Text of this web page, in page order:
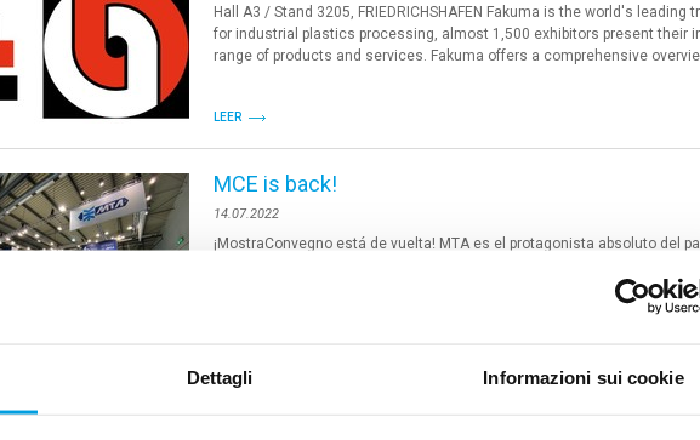
Dettagli Informazioni sui cookie
Hall A3 / Stand 3205, FRIEDRICHSHAFEN Fakuma is the world's leading
for industrial plastics processing, almost 1,500 exhibitors present their
range of products and services. Fakuma offers a comprehensive
LEER
MCE is back!
14.07.2022
¡MostraConvegno está de vuelta! MTA es el protagonista absoluto del